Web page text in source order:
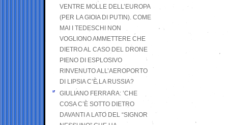
VENTRE MOLLE DELL’EUROPA
(PER LA GIOIA DI PUTIN). COME
MAI I TEDESCHI NON
VOGLIONO AMMETTERE CHE
DIETRO AL CASO DEL DRONE
PIENO DI ESPLOSIVO
RINVENUTO ALL’AEROPORTO
DI LIPSIA C’È LA RUSSIA?
GIULIANO FERRARA: ’CHE
COSA C’È SOTTO DIETRO
DAVANTI A LATO DEL “SIGNOR